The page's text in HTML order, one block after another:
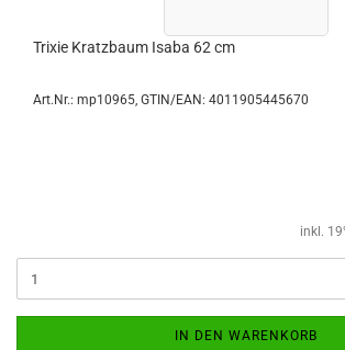
Trixie Kratzbaum Isaba 62 cm
Art.Nr.: mp10965 GTIN/EAN: 4011905445670
inkl.
IN DEN WARENKORB